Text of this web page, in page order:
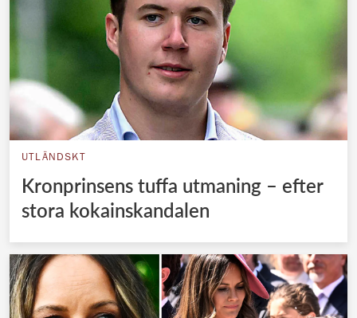
UTLÄNDSKT
Kronprinsens tuffa utmaning – efter
stora kokainskandalen